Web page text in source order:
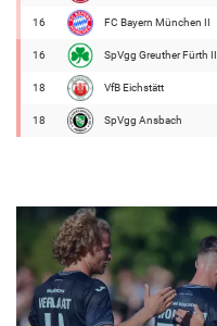
16 FC Bayern München II
16 SpVgg Greuther Fürth II
18 VfB Eichstätt
18 SpVgg Ansbach